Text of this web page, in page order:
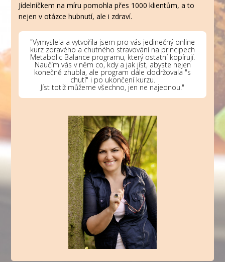
Jídelníčkem na míru pomohla přes 1000 klientům, a to
nejen v otázce hubnutí, ale i zdraví.
"Vymyslela a vytvořila jsem pro vás jedinečný online
kurz zdravého a chutného stravování na principech
Metabolic Balance programu, který ostatní kopírují.
Naučím vás v něm co, kdy a jak jíst, abyste nejen
konečně zhubla, ale program dále dodržovala "s
chutí" i po ukončení kurzu.
Jíst totiž můžeme všechno, jen ne najednou."